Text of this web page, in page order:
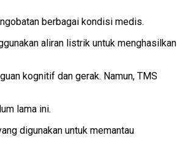
berbagai kondisi medis.
aliran listrik untuk menghasilkan
kognitif dan gerak. Namun, TMS
lama ini.
digunakan untuk memantau